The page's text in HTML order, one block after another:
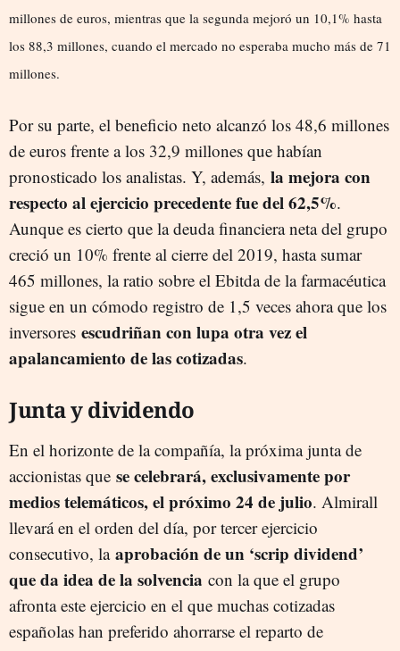
millones de euros, mientras que la segunda mejoró un 10,1% hasta
los 88,3 millones, cuando el mercado no esperaba mucho más de 71
millones.
Por su parte, el beneficio neto alcanzó los 48,6 millones
de euros frente a los 32,9 millones que habían
pronosticado los analistas. Y, además, la mejora con
respecto al ejercicio precedente fue del 62,5%.
Aunque es cierto que la deuda financiera neta del grupo
creció un 10% frente al cierre del 2019, hasta sumar
465 millones, la ratio sobre el Ebitda de la farmacéutica
sigue en un cómodo registro de 1,5 veces ahora que los
inversores escudriñan con lupa otra vez el
apalancamiento de las cotizadas.
Junta y dividendo
En el horizonte de la compañía, la próxima junta de
accionistas que se celebrará, exclusivamente por
medios telemáticos, el próximo 24 de julio. Almirall
llevará en el orden del día, por tercer ejercicio
consecutivo, laaprobación de un ‘scrip dividend’
que da idea de la solvencia con la que el grupo
afronta este ejercicio en el que muchas cotizadas
españolas han preferido ahorrarse el reparto de